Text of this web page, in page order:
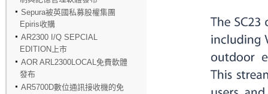
Sepura被英國私募股權集團
Epiris收購
AR2300 I/Q SEPCIAL
EDITION上市
AOR ARL2300LOCAL免費軟體
發布
AR5700D數位通訊接收機的免